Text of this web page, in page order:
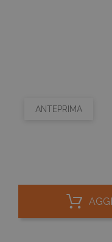
ANTEPRIMA